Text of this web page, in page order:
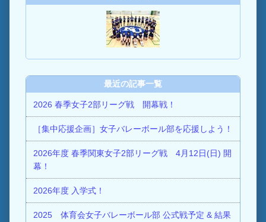
最近の記事一覧
2026 春季女子2部リーグ戦 開幕戦！
［集中応援企画］女子バレーボール部を応援しよう！
2026年度 春季関東女子2部リーグ戦 4月12日(日) 開
幕！
2026年度 入学式！
2025 体育会女子バレーボール部 公式戦予定 & 結果